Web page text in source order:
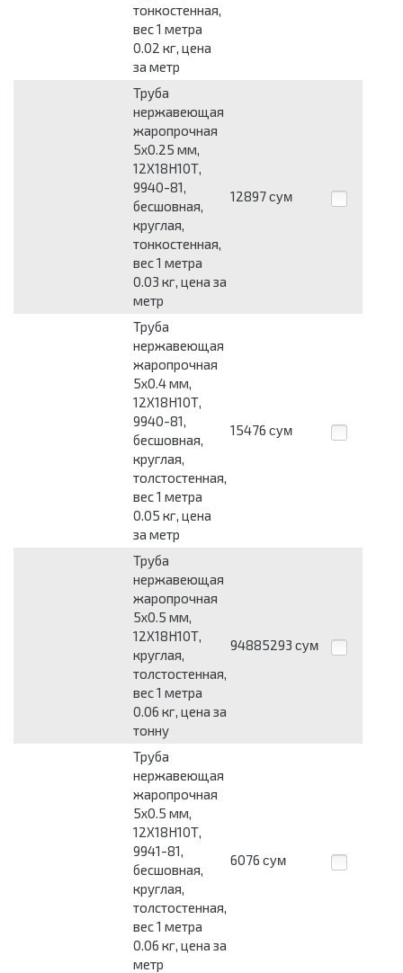
тонкостенная,
вес 1 метра
0.02 кг, цена
за метр
Труба
нержавеющая
жаропрочная
5x0.25 мм,
12Х18Н10Т,
9940-81,
бесшовная,
круглая,
тонкостенная,
вес 1 метра
0.03 кг, цена за
метр
12897 сум
Труба
нержавеющая
жаропрочная
5x0.4 мм,
12Х18Н10Т,
9940-81,
бесшовная,
круглая,
толстостенная,
вес 1 метра
0.05 кг, цена
за метр
15476 сум
Труба
нержавеющая
жаропрочная
5x0.5 мм,
12Х18Н10Т,
круглая,
толстостенная,
вес 1 метра
0.06 кг, цена за
тонну
94885293 сум
Труба
нержавеющая
жаропрочная
5x0.5 мм,
12Х18Н10Т,
9941-81,
бесшовная,
круглая,
толстостенная,
вес 1 метра
0.06 кг, цена за
метр
6076 сум